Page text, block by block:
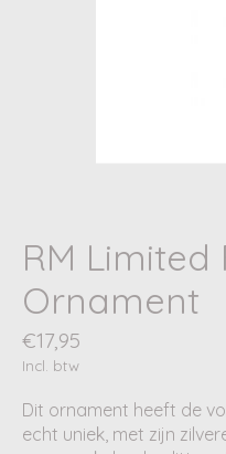
RM
Ornament
€17,95
Incl. btw
Dit ornament heeft de
echt uniek, met zijn